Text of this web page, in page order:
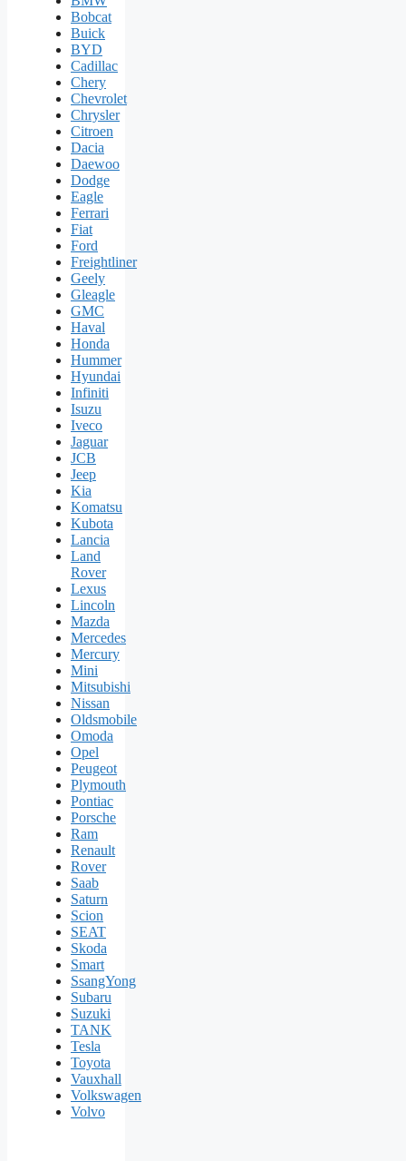
Bobcat
Buick
BYD
Cadillac
Chery
Chevrolet
Chrysler
Citroen
Dacia
Daewoo
Dodge
Eagle
Ferrari
Fiat
Ford
Freightliner
Geely
Gleagle
GMC
Haval
Honda
Hummer
Hyundai
Infiniti
Isuzu
Iveco
Jaguar
JCB
Jeep
Kia
Komatsu
Kubota
Lancia
Land
Rover
Lexus
Lincoln
Mazda
Mercedes
Mercury
Mini
Mitsubishi
Nissan
Oldsmobile
Omoda
Opel
Peugeot
Plymouth
Pontiac
Porsche
Ram
Renault
Rover
Saab
Saturn
Scion
SEAT
Skoda
Smart
SsangYong
Subaru
Suzuki
TANK
Tesla
Toyota
Vauxhall
Volkswagen
Volvo